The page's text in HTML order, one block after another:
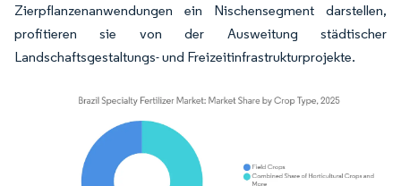
Zierpflanzenanwendungen ein Nischensegment darstellen,
profitieren sie von der Ausweitung städtischer
Landschaftsgestaltungs- und Freizeitinfrastrukturprojekte.